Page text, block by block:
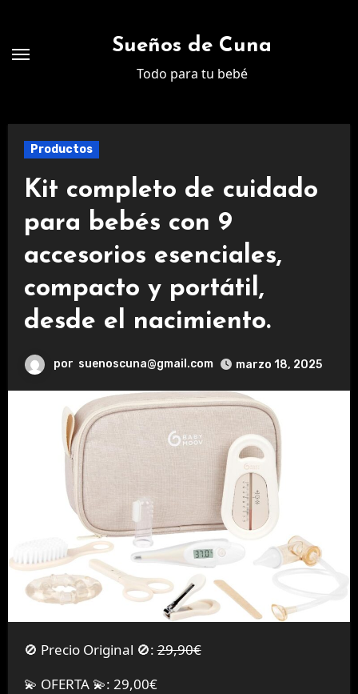
contenido
Sueños de Cuna
Todo para tu bebé
Productos
Kit completo de cuidado
para bebés con 9
accesorios esenciales,
compacto y portátil,
desde el nacimiento.
por suenoscuna@gmail.com marzo 18, 2025
🚫 Precio Original 🚫:29,90€
💫 OFERTA 💫: 29,00€